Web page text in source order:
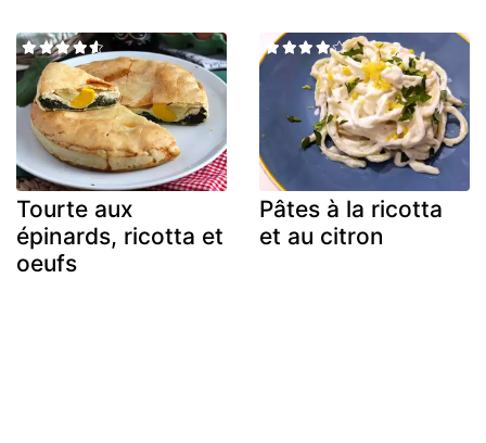
Tourte aux
épinards, ricotta et
oeufs
Pâtes à la ricotta
et au citron